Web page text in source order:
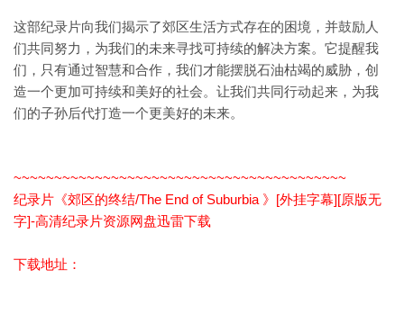
这部纪录片向我们揭示了郊区生活方式存在的困境，并鼓励人
们共同努力，为我们的未来寻找可持续的解决方案。它提醒我
们，只有通过智慧和合作，我们才能摆脱石油枯竭的威胁，创
造一个更加可持续和美好的社会。让我们共同行动起来，为我
们的子孙后代打造一个更美好的未来。
~~~~~~~~~~~~~~~~~~~~~~~~~~~~~~~~~~~~~~~~~
纪录片《郊区的终结/The End of Suburbia 》[外挂字幕][原版无
字]-高清纪录片资源网盘迅雷下载
下载地址：